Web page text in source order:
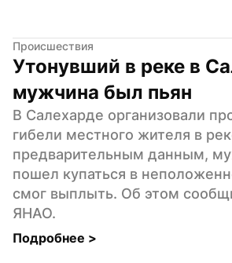
Происшествия
Утонувший в реке в
мужчина был пьян
В Салехарде организовали
гибели местного жителя в
предварительным данным,
пошел купаться в
смог выплыть. Об этом
ЯНАО.
Подробнее >